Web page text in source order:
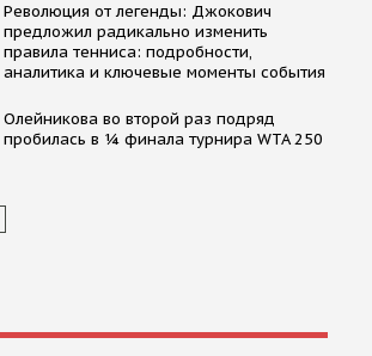
Революция от легенды: Джокович
предложил радикально изменить
правила тенниса: подробности,
аналитика и ключевые моменты события
Олейникова во второй раз подряд
пробилась в ¼ финала турнира WTA 250